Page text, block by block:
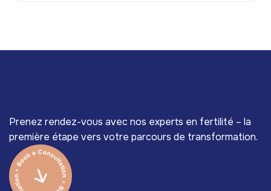
Prenez rendez-vous avec nos experts en fertilité – la
première étape vers votre parcours de transformation.